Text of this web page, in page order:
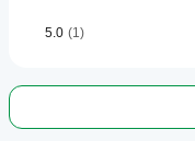
5.0 (1)